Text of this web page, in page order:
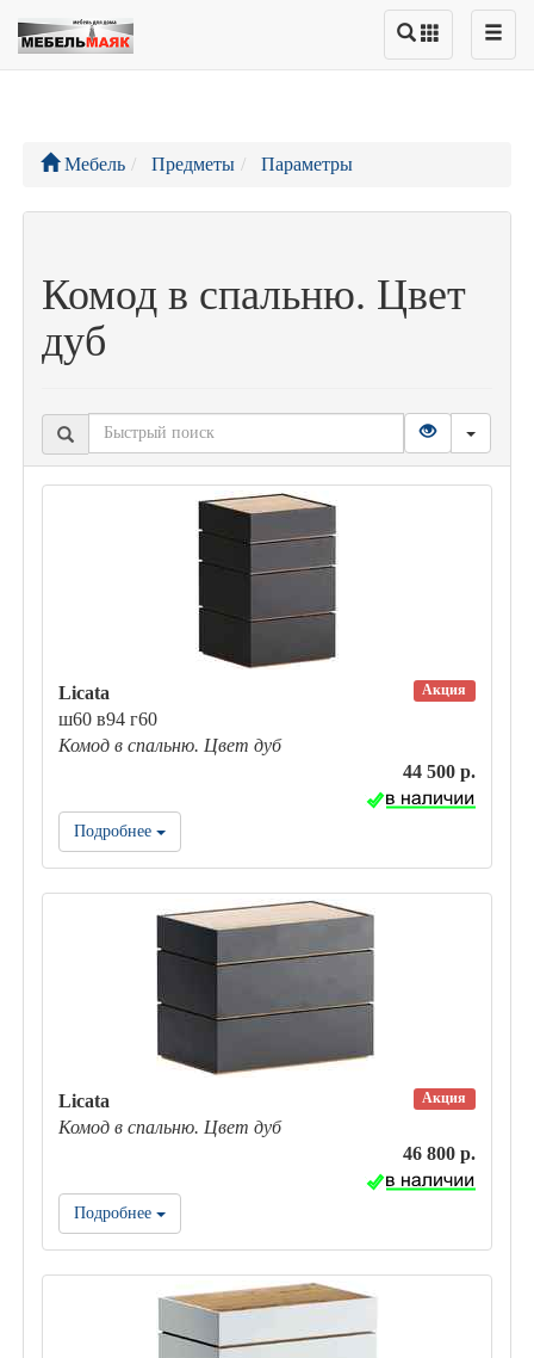
Мебель Предметы Параметры
Комод в спальню. Цвет
дуб
Акция
Licata
ш60 в94 г60
Комод в спальню. Цвет дуб
44 500 р.
Подробнее
Акция
Licata
Комод в спальню. Цвет дуб
46 800 р.
Подробнее